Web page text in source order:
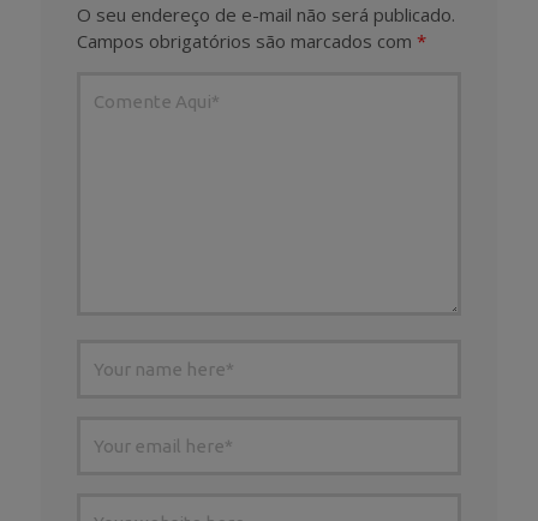
O seu endereço de e-mail não será publicado.
Campos obrigatórios são marcados com *